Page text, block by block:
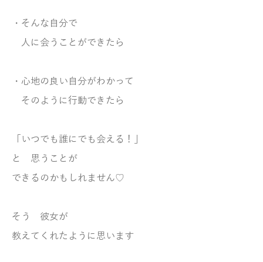
・そんな自分で
人に会うことができたら
・心地の良い 自分がわかって
そのように行動できたら
「いつでも誰にでも会える！」
と 思うことが
できるのかもしれません♡
そう 彼女が
教えてくれたように思います